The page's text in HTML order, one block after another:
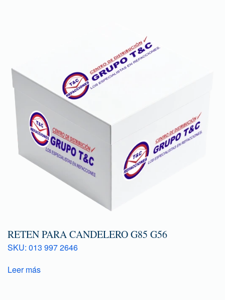
RETEN PARA CANDELERO G85 G56
SKU: 013 997 2646
Leer más